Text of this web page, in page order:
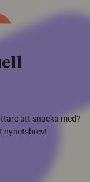
att snacka med?
nyhetsbrev!